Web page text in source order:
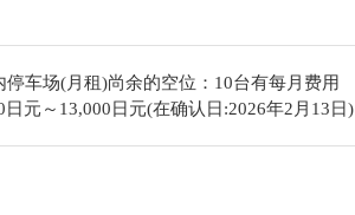
停车场(月租)尚余的空位：10台有每月费用
日元～13,000日元(在确认日:2026年2月13日)